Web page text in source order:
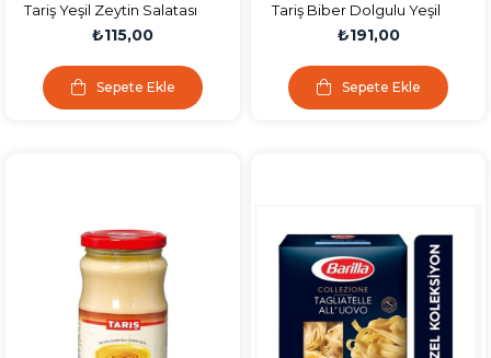
Tariş Yeşil Zeytin Salatası
220 Gr.
₺115,00
Sepete Ekle
Tariş Biber Dolgulu Yeşil
Zeytin 485 Gr.
₺191,00
Sepete Ekle